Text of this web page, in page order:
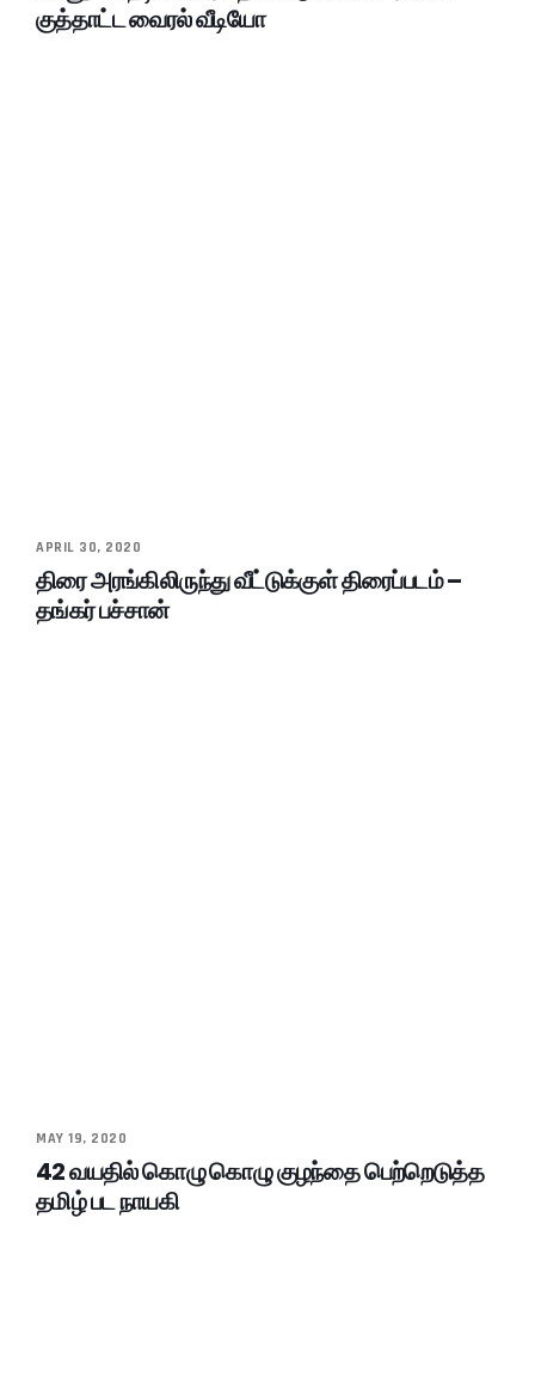
குத்தாட்ட வைரல் வீடியோ
APRIL 30, 2020
திரை அரங்கிலிருந்து வீட்டுக்குள் திரைப்படம் –
தங்கர் பச்சான்
MAY 19, 2020
42 வயதில் கொழு கொழு குழந்தை பெற்றெடுத்த
தமிழ் பட நாயகி